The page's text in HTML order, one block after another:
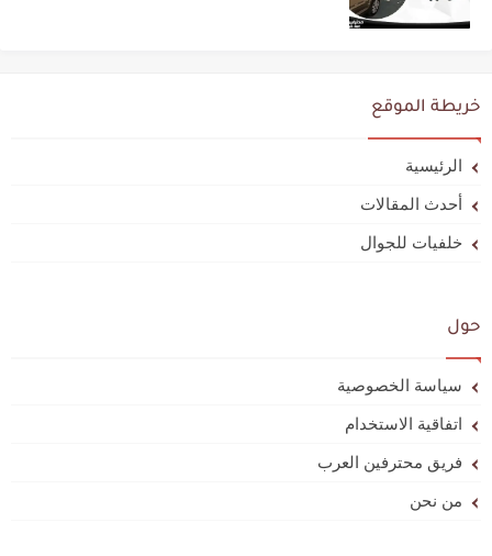
خريطة الموقع
الرئيسية
أحدث المقالات
خلفيات للجوال
حول
سياسة الخصوصية
اتفاقية الاستخدام
فريق محترفين العرب
من نحن